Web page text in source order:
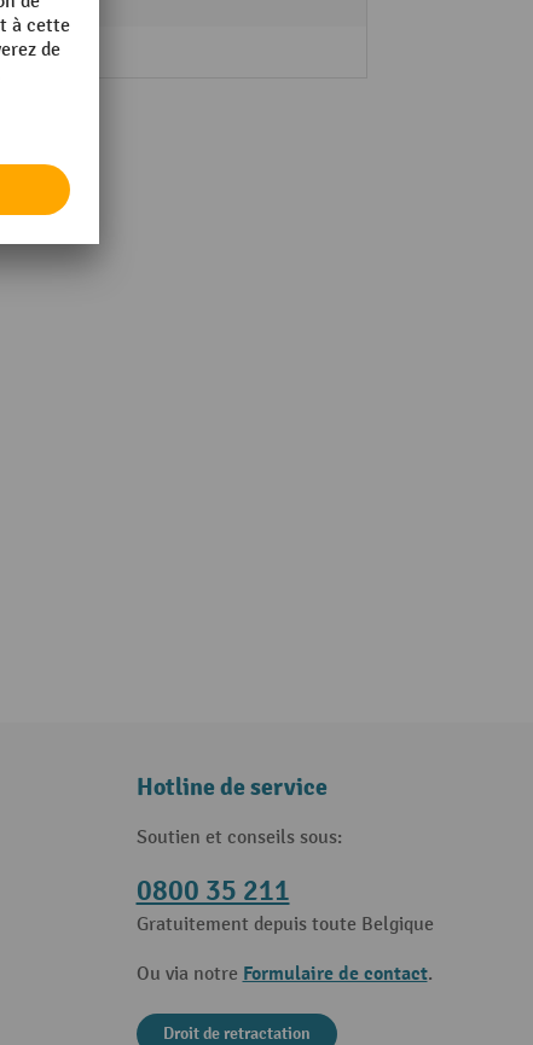
oui
Hotline de service
Soutien et conseils sous:
0800 35 211
Gratuitement depuis toute Belgique
Ou via notre Formulaire de contact.
Droit de retractation